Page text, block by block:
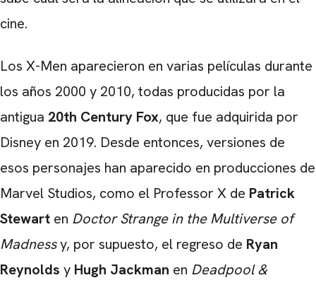
cine.
Los X-Men aparecieron en varias películas durante
los años 2000 y 2010, todas producidas por la
antigua 20th Century Fox, que fue adquirida por
Disney en 2019. Desde entonces, versiones de
esos personajes han aparecido en producciones de
Marvel Studios, como el Professor X de Patrick
Stewart en Doctor Strange in the Multiverse of
Madnessy, por supuesto, el regreso de Ryan
Reynolds y Hugh Jackman en Deadpool &